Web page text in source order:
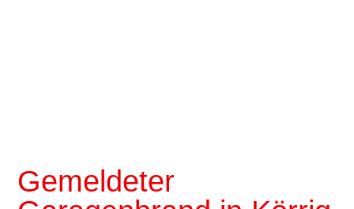
Gemeldeter